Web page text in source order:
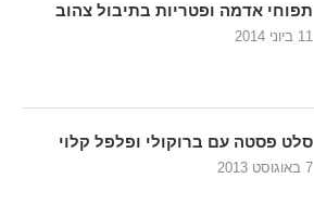
תפוחי אדמה ופטריות בתיבול צהוב
11 ביוני 2014
סלט פסטה עם ברוקולי ופלפל קלוי
7 באוגוסט 2013